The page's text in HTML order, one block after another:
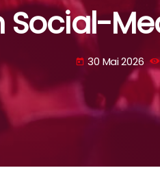
Social-
today 30 Mai 2026